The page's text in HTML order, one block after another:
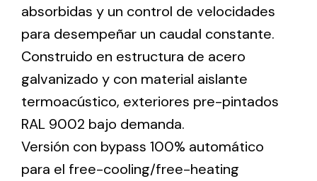
Iluminación Solar
Variedad de soluciones solares para todo tipo
de necesidades.
absorbidas y un control de velocidades
para desempeñar un caudal constante.
Construido en estructura de acero
galvanizado y con material aislante
termoacústico, exteriores pre-pintados
RAL 9002 bajo demanda.
Versión con bypass 100% automático
para el free-cooling/free-heating